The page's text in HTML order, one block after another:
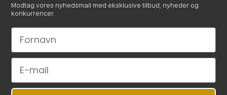
Modtag vores nyhedsmail med eksklusive tilbud, nyheder og
konkurrencer.
Le nom
Email